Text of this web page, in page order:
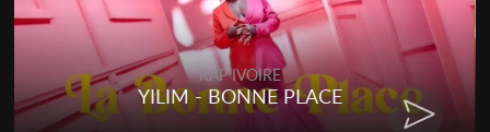
RAP IVOIRE
RENARD BARAKISSA - DOS DE
CHAT